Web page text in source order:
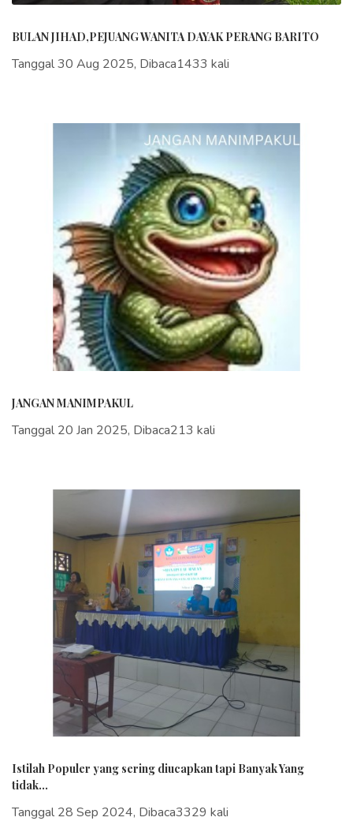
BULAN JIHAD,PEJUANG WANITA DAYAK PERANG BARITO
Tanggal 30 Aug 2025, Dibaca1433 kali
JANGAN MANIMPAKUL
Tanggal 20 Jan 2025, Dibaca213 kali
Istilah Populer yang sering diucapkan tapi Banyak Yang
tidak...
Tanggal 28 Sep 2024, Dibaca3329 kali